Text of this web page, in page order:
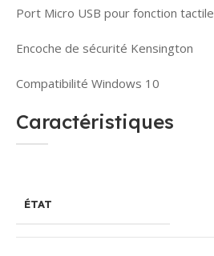
Port Micro USB pour fonction tactile
Encoche de sécurité Kensington
Compatibilité Windows 10
Caractéristiques
ÉTAT